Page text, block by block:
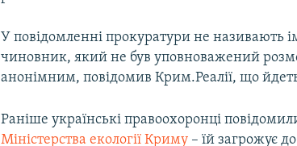
У повідомленні прокуратури не називають
чиновник, який не був уповноважений
анонімним, повідомив Крим.Реалії, що
Раніше українські правоохоронці
Міністерства екології Криму – їй загрожує